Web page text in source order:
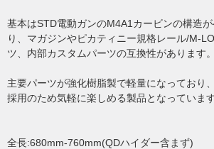
基本はSTD電動ガンのM4A1カービンの構造
り、マガジンやピカティニー規格レール/M-
ツ、内部カスタムパーツの互換性があります。
主要パーツが強化樹脂製で軽量になっており
採用のため気軽に楽しめる製品となっています
全長:680mm-760mm(QDハイダー含まず)